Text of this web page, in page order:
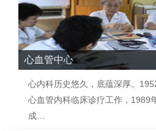
心血管中心
心内科历史悠久，底蕴深厚。
心血管内科临床诊疗工作，1989
成…